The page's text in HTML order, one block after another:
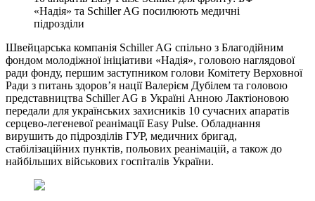
«Надія» та Schiller AG посилюють медичні
підрозділи
Швейцарська компанія Schiller AG спільно з Благодійним
фондом молодіжної ініціативи «Надія», головою наглядової
ради фонду, першим заступником голови Комітету Верховної
Ради з питань здоров’я нації Валерієм Дубілем та головою
представництва Schiller AG в Україні Анною Лактіоновою
передали для українських захисників 10 сучасних апаратів
серцево-легеневої реанімації Easy Pulse. Обладнання
вирушить до підрозділів ГУР, медичних бригад,
стабілізаційних пунктів, польових реанімацій, а також до
найбільших військових госпіталів України.